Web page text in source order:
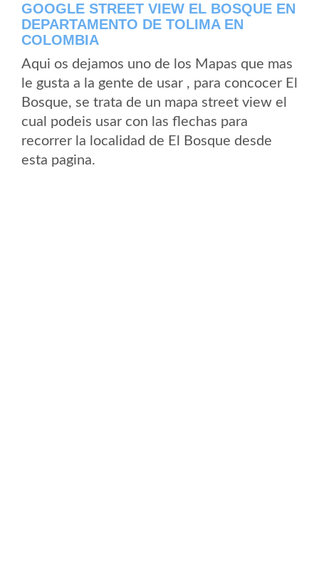
GOOGLE STREET VIEW EL BOSQUE EN
DEPARTAMENTO DE TOLIMA EN
COLOMBIA
Aqui os dejamos uno de los Mapas que mas
le gusta a la gente de usar , para concocer El
Bosque, se trata de un mapa street view el
cual podeis usar con las flechas para
recorrer la localidad de El Bosque desde
esta pagina.